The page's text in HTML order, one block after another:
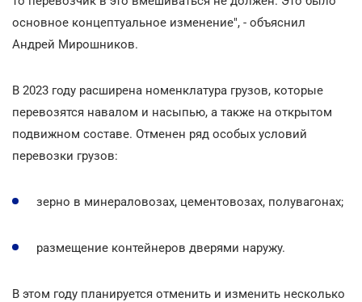
основное концептуальное изменение", - объяснил
Андрей Мирошников.
В 2023 году расширена номенклатура грузов, которые
перевозятся навалом и насыпью, а также на открытом
подвижном составе. Отменен ряд особых условий
перевозки грузов:
зерно в минераловозах, цементовозах, полувагонах;
размещение контейнеров дверями наружу.
В этом году планируется отменить и изменить несколько